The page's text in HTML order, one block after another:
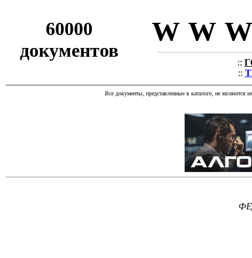
60000
документов
::
::
Все документы, представленные в каталоге, не являются